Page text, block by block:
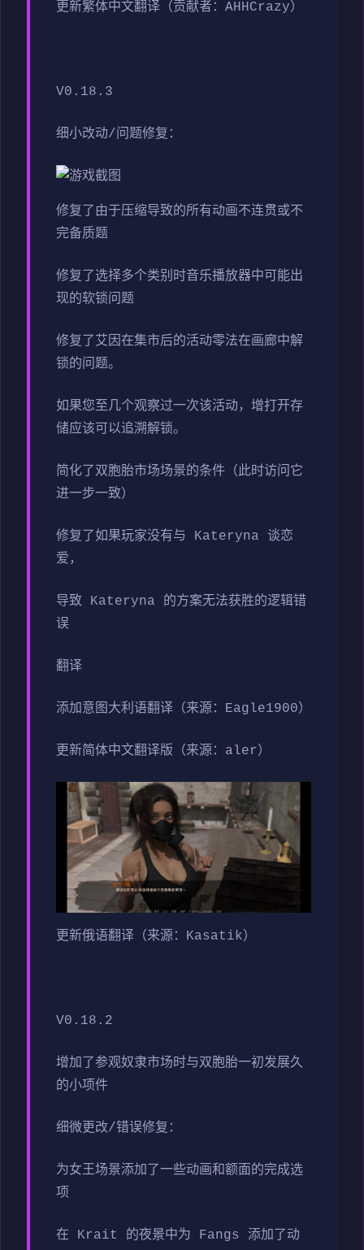
更新繁体中文翻译（贡献者：AHHCrazy）
V0.18.3
细小改动/问题修复：
修复了由于压缩导致的所有动画不连贯或不
完备质题
修复了选择多个类别时音乐播放器中可能出
现的软锁问题
修复了艾因在集市后的活动零法在画廊中解
锁的问题。
如果您至几个观察过一次该活动，增打开存
储应该可以追溯解锁。
简化了双胞胎市场场景的条件（此时访问它
进一步一致）
修复了如果玩家没有与 Kateryna 谈恋
爱，
导致 Kateryna 的方案无法获胜的逻辑错
误
翻译
添加意图大利语翻译（来源：Eagle1900）
更新简体中文翻译版（来源：aler）
更新俄语翻译（来源：Kasatik）
V0.18.2
增加了参观奴隶市场时与双胞胎一初发展久
的小项件
细微更改/错误修复：
为女王场景添加了一些动画和额面的完成选
项
在 Krait 的夜景中为 Fangs 添加了动